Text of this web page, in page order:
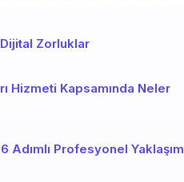
Zorluklar
Hizmeti Kapsamında Neler
Adımlı Profesyonel Yaklaşım